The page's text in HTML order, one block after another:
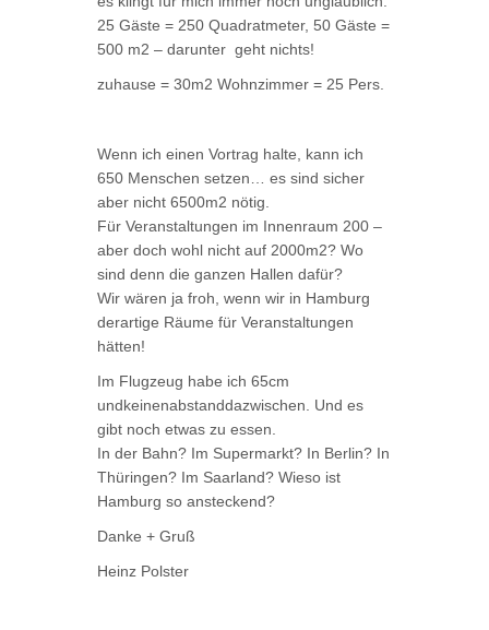
25 Gäste = 250 Quadratmeter, 50 Gäste =
500 m2 – darunter geht nichts!
zuhause = 30m2 Wohnzimmer = 25 Pers.
Wenn ich einen Vortrag halte, kann ich
650 Menschen setzen… es sind sicher
aber nicht 6500m2 nötig.
Für Veranstaltungen im Innenraum 200 –
aber doch wohl nicht auf 2000m2? Wo
sind denn die ganzen Hallen dafür?
Wir wären ja froh, wenn wir in Hamburg
derartige Räume für Veranstaltungen
hätten!
Im Flugzeug habe ich 65cm
undkeinenabstanddazwischen. Und es
gibt noch etwas zu essen.
In der Bahn? Im Supermarkt? In Berlin? In
Thüringen? Im Saarland? Wieso ist
Hamburg so ansteckend?
Danke + Gruß
Heinz Polster